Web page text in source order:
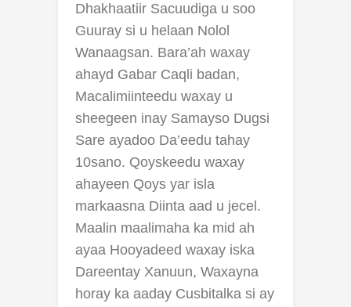
Dhakhaatiir Sacuudiga u soo
Guuray si u helaan Nolol
Wanaagsan. Bara’ah waxay
ahayd Gabar Caqli badan,
Macalimiinteedu waxay u
sheegeen inay Samayso Dugsi
Sare ayadoo Da’eedu tahay
10sano. Qoyskeedu waxay
ahayeen Qoys yar isla
markaasna Diinta aad u jecel.
Maalin maalimaha ka mid ah
ayaa Hooyadeed waxay iska
Dareentay Xanuun, Waxayna
horay ka aaday Cusbitalka si ay